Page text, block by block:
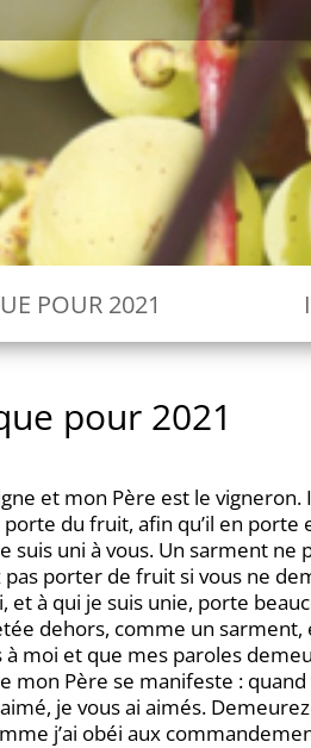
POUR 2021
pour 2021
et mon Père est le
du fruit, afin qu’il en porte
suis uni à vous. Un sarment
porter de fruit si vous ne
et à qui je suis unie, porte
dehors, comme un
moi et que mes paroles
mon Père se manifeste :
je vous ai aimés.
j’ai obéi aux